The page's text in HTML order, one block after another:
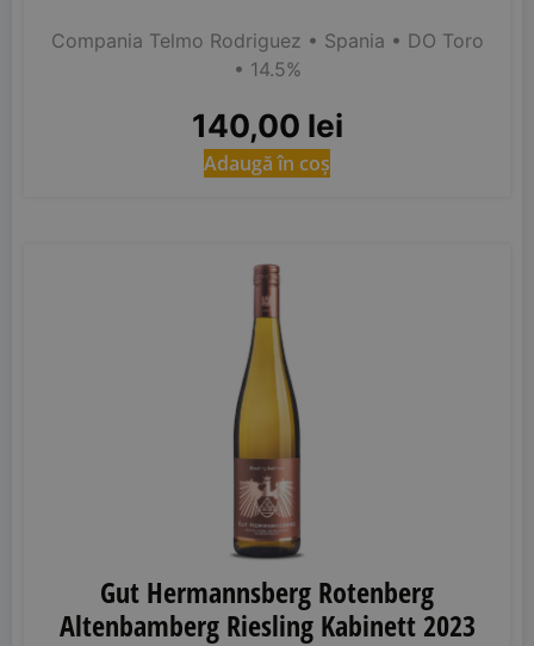
Compania Telmo Rodriguez • Spania • DO Toro
• 14.5%
140,00 lei
Adaugă în coș
Gut Hermannsberg Rotenberg
Altenbamberg Riesling Kabinett 2023